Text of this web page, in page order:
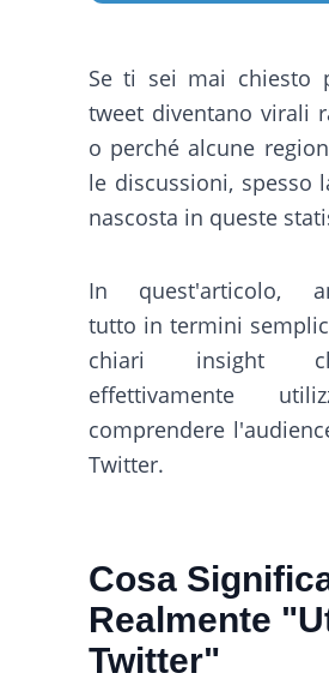
Se ti sei mai chiesto
tweet diventano virali
o perché alcune
le discussioni, spesso
nascosta in queste
In quest'articolo,
tutto in termini
chiari insight
effettivamente
comprendere
Twitter.
Cosa
Realmente
Twitter"